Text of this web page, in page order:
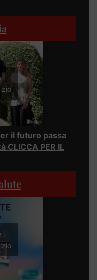
i
il futuro passa
CLICCA PER IL
i